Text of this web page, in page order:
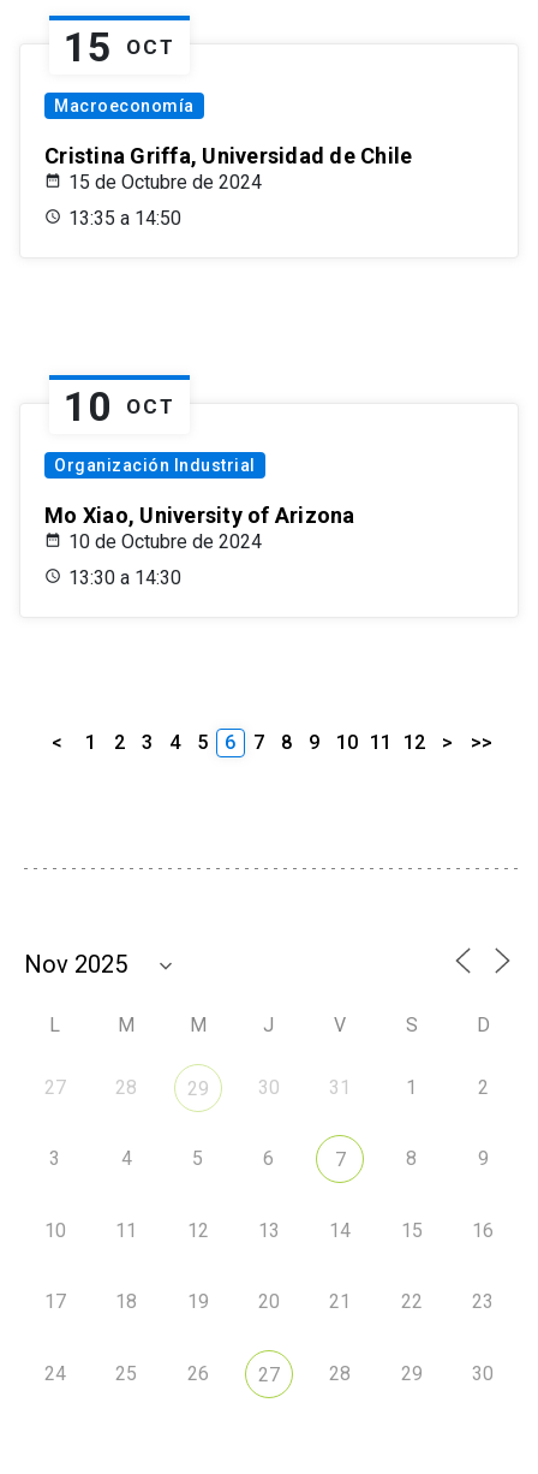
15 OCT
Macroeconomía
Cristina Griffa, Universidad de Chile
15 de Octubre de 2024
13:35 a 14:50
10 OCT
Organización Industrial
Mo Xiao, University of Arizona
10 de Octubre de 2024
13:30 a 14:30
< 1 2 3 4 5 6 7 8 9 10 11 12 > >>
L M M J V S D
27 28 29 30 31 1 2
3 4 5 6 7 8 9
10 11 12 13 14 15 16
17 18 19 20 21 22 23
24 25 26 27 28 29 30